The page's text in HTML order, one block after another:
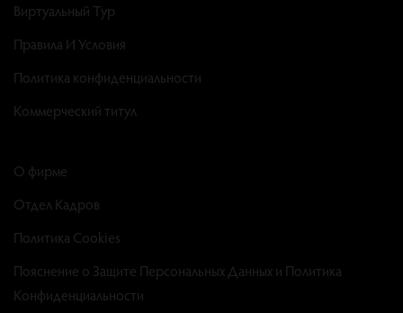
Виртуальный Тур
Правила И Условия
Политика конфиденциальности
Коммерческий титул
О фирме
Отдел Кадров
Политика Cookies
Пояснение о Защите Персональных Данных и Политика
Конфиденциальности